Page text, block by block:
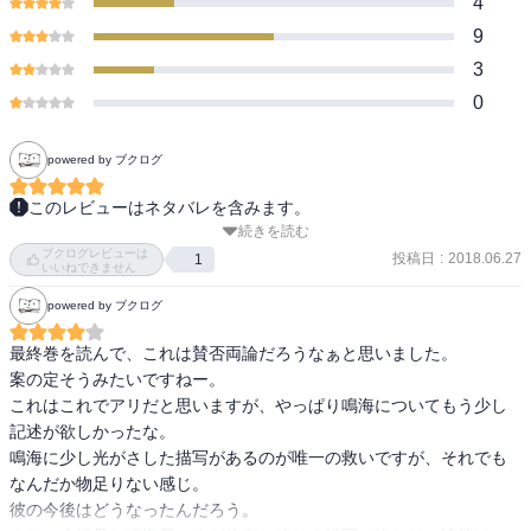
9
3
0
powered by ブクログ
このレビューはネタバレを含みます。
最終巻。これ砂時計の焼き直しだったんだ。この作者さん人の死を
絡めたり、キャラを精神的に追い詰められたりするのが好きなんだ
なーと思ってたらそーゆうことだったのか。でも個人的には違う作
者さんだけど、僕等がいたを思い出して、成海と矢野を重ねてしま
うところあった。終わり方は賛否両論そう。生まれてからハタチに
なるまで観察対象として生きてきた人間がそう簡単に沢山のものを
吹っ切れて水帆の元に戻ってくる事なんてなさそう。でもいずれ、
何年も経って戻ってくる事はあるんじゃないかなって思いたい。最
後の水帆のお母さんが成海母のクリニックに通ってるのは驚いたし
怖かった。これでなんで成海母が水帆を知っているかのように話し
てたのかも分かったし、成海母にとって、皓も水帆も観察対象だっ
たんだとわかった。納得。でもなんだか悲しい終わり方。
続きを読む
ブクログレビューは
いいねできません
1 投稿日 : 2018.06.27
powered by ブクログ
最終巻を読んで、これは賛否両論だろうなぁと思いました。
案の定そうみたいですねー。
これはこれでアリだと思いますが、やっぱり鳴海についてもう少し
記述が欲しかったな。
鳴海に少し光がさした描写があるのが唯一の救いですが、それでも
なんだか物足りない感じ。
彼の今後はどうなったんだろう。